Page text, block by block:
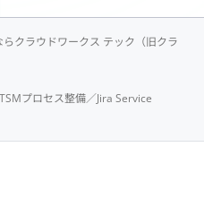
クラウドワークス テック（旧クラ
プロセス整備／Jira Service